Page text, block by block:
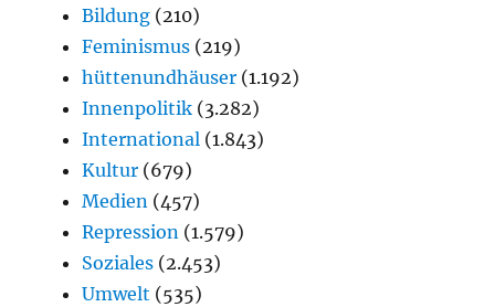
Bildung (210)
Feminismus (219)
hüttenundhäuser (1.192)
Innenpolitik (3.282)
International (1.843)
Kultur (679)
Medien (457)
Repression (1.579)
Soziales (2.453)
Umwelt (535)